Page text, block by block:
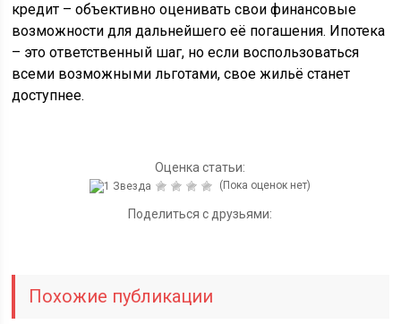
кредит – объективно оценивать свои финансовые
возможности для дальнейшего её погашения. Ипотека
– это ответственный шаг, но если воспользоваться
всеми возможными льготами, свое жильё станет
доступнее.
Оценка статьи:
(Пока оценок нет)
Поделиться с друзьями:
Похожие публикации